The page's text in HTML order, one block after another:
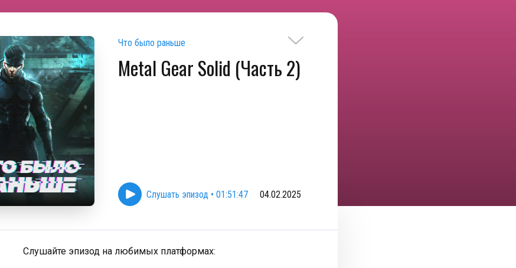
Что было раньше
Metal Gear Solid (Часть 2)
Слушать эпизод • 01:51:47 04.02.2025
Слушайте эпизод на любимых платформах: